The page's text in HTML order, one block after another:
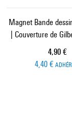
Magnet Bande
| Couverture de
Prix
4,90 €
4,40 €